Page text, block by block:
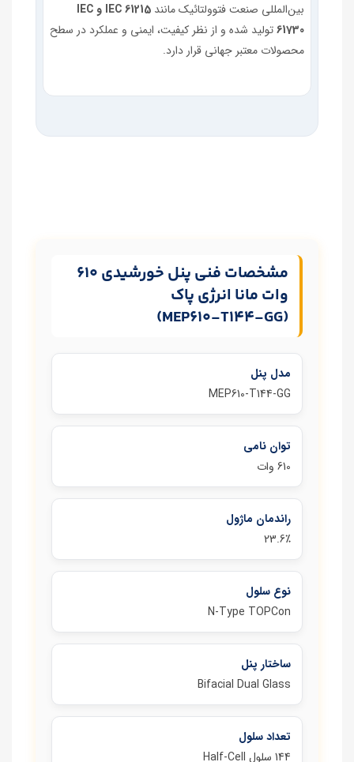
بین‌المللی صنعت فتوولتائیک مانند
IEC 61215 و IEC
61730تولید شده و از نظر کیفیت، ایمنی و عملکرد در سطح
محصولات معتبر جهانی قرار دارد.
مشخصات فنی پنل خورشیدی 610
وات مانا انرژی پاک
(MEP610‑T144‑GG)
مدل پنل
MEP610‑T144‑GG
توان نامی
610 وات
راندمان ماژول
23.6٪
نوع سلول
N‑Type TOPCon
ساختار پنل
Bifacial Dual Glass
تعداد سلول
144 سلول Half‑Cell